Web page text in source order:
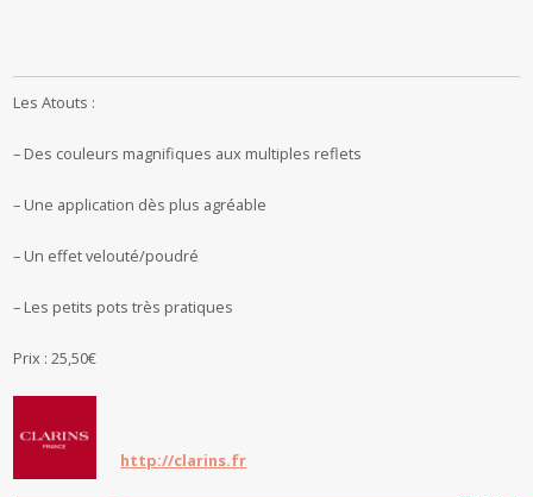
Les Atouts :
– Des couleurs magnifiques aux multiples reflets
– Une application dès plus agréable
– Un effet velouté/poudré
– Les petits pots très pratiques
Prix : 25,50€
http://clarins.fr